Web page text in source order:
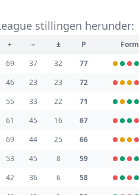
stillingen herunder:
+ − ± P
Form
69 37 32
77
46 23 23
72
55 33 22
71
61 45 16
67
69 44 25
66
53 45 8
59
42 36 6
58